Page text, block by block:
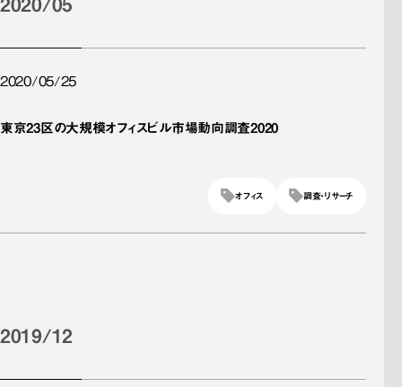
2020/05
2020/05/25
東京23区の大規模オフィスビル市場動向調査2020
調査・リサーチ
オフィス
2019/12